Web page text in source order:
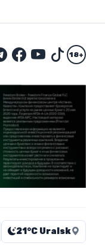
18+
21°C Uralsk